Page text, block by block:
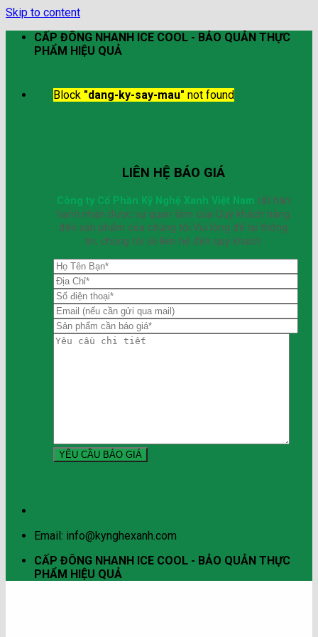
Skip to content
CẤP ĐÔNG NHANH ICE COOL - BẢO QUẢN THỰC
PHẨM HIỆU QUẢ
Block "dang-ky-say-mau" not found
LIÊN HỆ BÁO GIÁ
Công ty Cổ Phần Kỹ Nghệ Xanh Việt Nam rất hân
hạnh nhận được sự quan tâm của Quý khách hàng
đến sản phẩm của chúng tôi.Vui lòng để lại thông
tin, chúng tôi sẽ liên hệ đến quý khách.
Email: info@kynghexanh.com
CẤP ĐÔNG NHANH ICE COOL - BẢO QUẢN THỰC
PHẨM HIỆU QUẢ